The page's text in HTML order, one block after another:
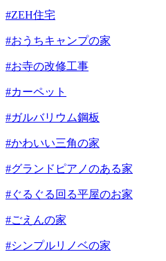
#ZEH住宅
#おうちキャンプの家
#お寺の改修工事
#カーペット
#ガルバリウム鋼板
#かわいい三角の家
#グランドピアノのある家
#ぐるぐる回る平屋のお家
#ごえんの家
#シンプルリノベの家